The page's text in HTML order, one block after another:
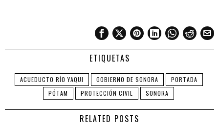
ETIQUETAS
ACUEDUCTO RÍO YAQUI GOBIERNO DE SONORA
PORTADA
PÓTAM
PROTECCIÓN CIVIL SONORA
RELATED POSTS